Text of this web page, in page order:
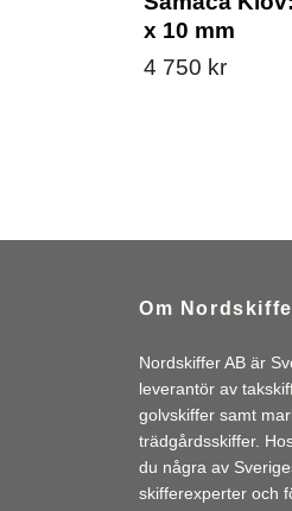
x 10 mm
4 750 kr
Om
Nordskiffer AB är
leverantör av
golvskiffer samt
trädgårdsskiffer.
du några av
skifferexperter och